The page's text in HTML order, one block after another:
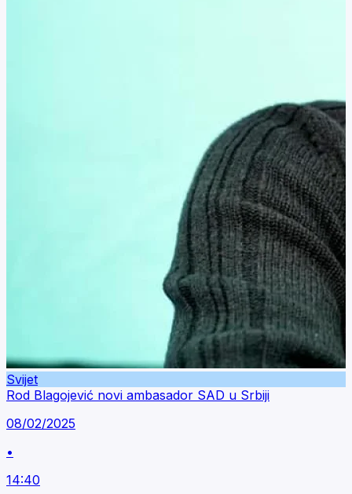
Svijet
Rod Blagojević novi ambasador SAD u Srbiji
08/02/2025
•
14:40